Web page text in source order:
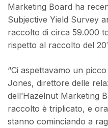
Marketing Board ha
Subjective Yield Survey
raccolto di circa 59.000
rispetto al raccolto del
“Ci aspettavamo un
Jones, direttore delle
dell’Hazelnut Marketing
raccolto è triplicato, e
stanno cominciando a